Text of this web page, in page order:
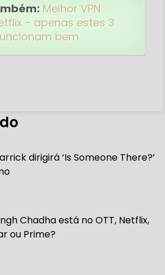
Melhor VPN
- apenas estes 3
bem
dirigirá ‘Is Someone There?’
Chadha está no OTT, Netflix,
ou Prime?